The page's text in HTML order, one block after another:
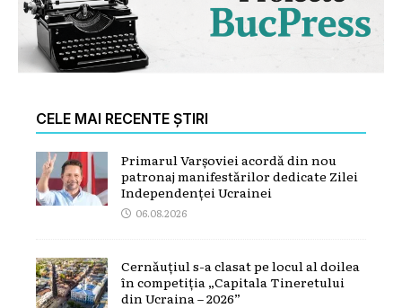
CELE MAI RECENTE ȘTIRI
Primarul Varșoviei acordă din nou
patronaj manifestărilor dedicate Zilei
Independenței Ucrainei
06.08.2026
Cernăuțiul s-a clasat pe locul al doilea
în competiția „Capitala Tineretului
din Ucraina – 2026”